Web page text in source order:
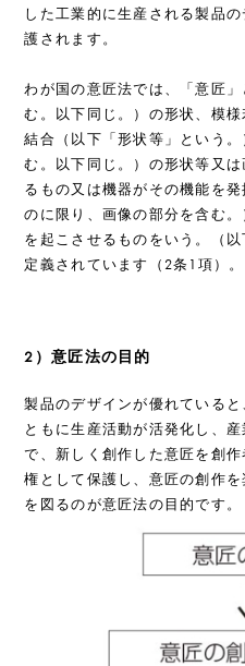
した工業的に生産される製品
護されます。
わが国の意匠法では、「意匠
む。以下同じ。）の形状、模
結合（以下「形状等」という
む。以下同じ。）の形状等又
るもの又は機器がその機能を
のに限り、画像の部分を含む
を起こさせるものをいう。（
定義されています（2条1項）。
2）意匠法の目的
製品のデザインが優れている
ともに生産活動が活発化し、
で、新しく創作した意匠を創
権として保護し、意匠の創作
を図るのが意匠法の目的です。